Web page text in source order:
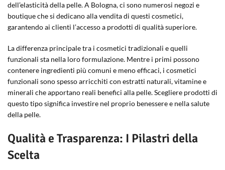
dell’elasticità della pelle. A Bologna, ci sono numerosi negozi e
boutique che si dedicano alla vendita di questi cosmetici,
garantendo ai clienti l’accesso a prodotti di qualità superiore.
La differenza principale tra i cosmetici tradizionali e quelli
funzionali sta nella loro formulazione. Mentre i primi possono
contenere ingredienti più comuni e meno efficaci, i cosmetici
funzionali sono spesso arricchiti con estratti naturali, vitamine e
minerali che apportano reali benefici alla pelle. Scegliere prodotti di
questo tipo significa investire nel proprio benessere e nella salute
della pelle.
Qualità e Trasparenza: I Pilastri della
Scelta